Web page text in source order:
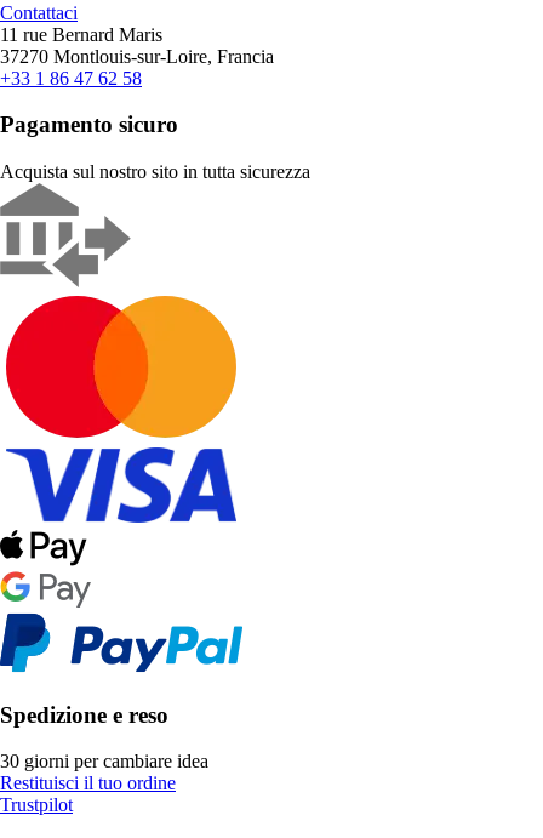
Contattaci
11 rue Bernard Maris
37270 Montlouis-sur-Loire, Francia
+33 1 86 47 62 58
Pagamento sicuro
Acquista sul nostro sito in tutta sicurezza
Spedizione e reso
30 giorni per cambiare idea
Restituisci il tuo ordine
Trustpilot